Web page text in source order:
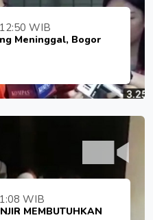
WIB
Meninggal, Bogor
WIB
MEMBUTUHKAN